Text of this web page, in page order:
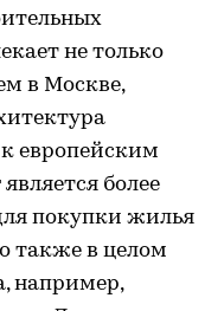
не только
в Москве,
европейским
более
покупки жилья
также в целом
например,